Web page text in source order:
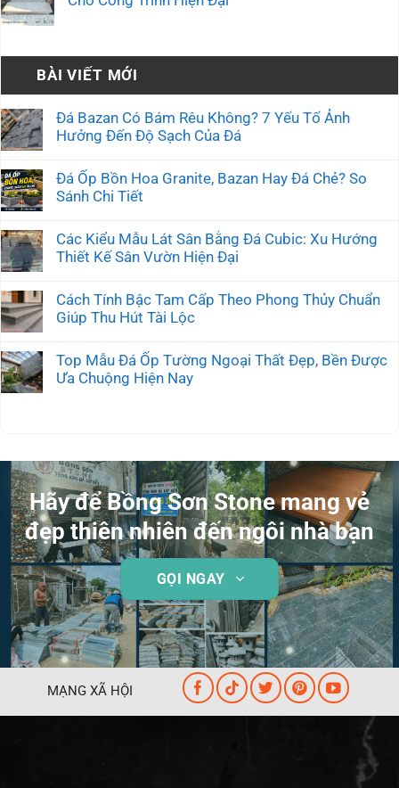
BÀI VIẾT MỚI
Đá Bazan Có Bám Rêu Không? 7 Yếu Tố Ảnh
Hưởng Đến Độ Sạch Của Đá
Đá Ốp Bồn Hoa Granite, Bazan Hay Đá Chẻ? So
Sánh Chi Tiết
Các Kiểu Mẫu Lát Sân Bằng Đá Cubic: Xu Hướng
Thiết Kế Sân Vườn Hiện Đại
Cách Tính Bậc Tam Cấp Theo Phong Thủy Chuẩn
Giúp Thu Hút Tài Lộc
Top Mẫu Đá Ốp Tường Ngoại Thất Đẹp, Bền Được
Ưa Chuộng Hiện Nay
Hãy để Bồng Sơn Stone mang vẻ
đẹp thiên nhiên đến ngôi nhà bạn
GỌI NGAY
MẠNG XÃ HỘI